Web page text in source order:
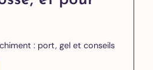
: port, gel et conseils